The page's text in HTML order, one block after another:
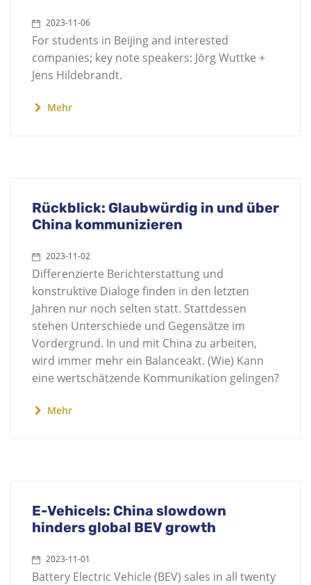
2023-11-06
For students in Beijing and interested
companies; key note speakers: Jörg Wuttke +
Jens Hildebrandt.
Mehr
Rückblick: Glaubwürdig in und über
China kommunizieren
2023-11-02
Differenzierte Berichterstattung und
konstruktive Dialoge finden in den letzten
Jahren nur noch selten statt. Stattdessen
stehen Unterschiede und Gegensätze im
Vordergrund. In und mit China zu arbeiten,
wird immer mehr ein Balanceakt. (Wie) Kann
eine wertschätzende Kommunikation gelingen?
Mehr
E-Vehicels: China slowdown
hinders global BEV growth
2023-11-01
Battery Electric Vehicle (BEV) sales in all twenty